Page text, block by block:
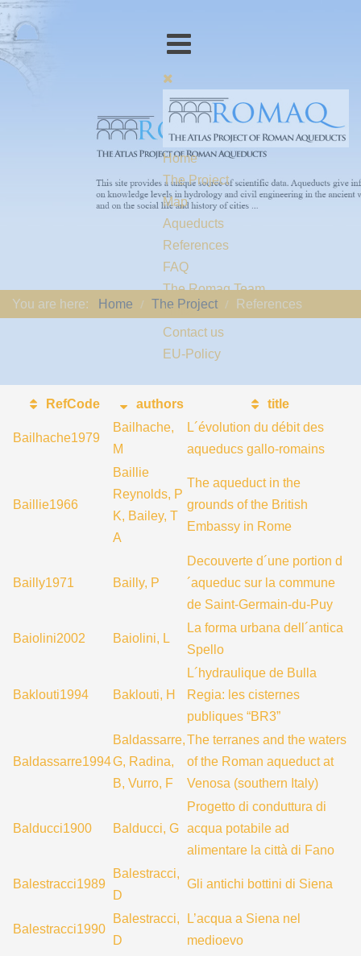
Home
The Project
Map
Aqueducts
References
FAQ
The Romaq Team
Links
Contact us
EU-Policy
You are here: Home The Project References
RefCode authors title
Bailhache1979
Bailhache,
M
L´évolution du débit des
aqueducs gallo-romains
Baillie1966
Baillie
Reynolds, P
K, Bailey, T
A
The aqueduct in the
grounds of the British
Embassy in Rome
Bailly1971 Bailly, P
Decouverte d´une portion d
´aqueduc sur la commune
de Saint-Germain-du-Puy
Baiolini2002 Baiolini, L
La forma urbana dell´antica
Spello
Baklouti1994 Baklouti, H
L´hydraulique de Bulla
Regia: les cisternes
publiques “BR3”
Baldassarre1994
Baldassarre,
G, Radina,
B, Vurro, F
The terranes and the waters
of the Roman aqueduct at
Venosa (southern Italy)
Balducci1900 Balducci, G
Progetto di conduttura di
acqua potabile ad
alimentare la città di Fano
Balestracci1989
Balestracci,
D
Gli antichi bottini di Siena
Balestracci1990
Balestracci,
D
L’acqua a Siena nel
medioevo